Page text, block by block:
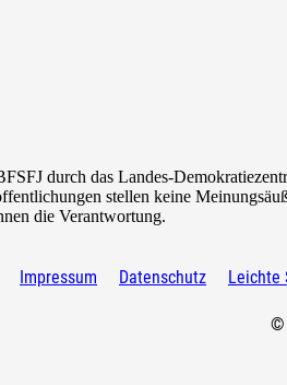
durch das Landes-
stellen keine
die Verantwortung.
Impressum Datenschutz Leichte
©